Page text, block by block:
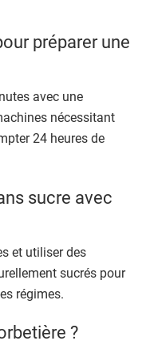
préparer une
avec une
nécessitant
24 heures de
sucre avec
et utiliser des
sucrés pour
régimes.
?